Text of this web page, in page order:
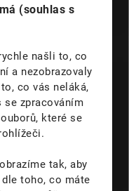
(souhlas s
našli to, co
a nezobrazovaly
co vás neláká,
se zpracováním
které se
tak, aby
toho, co máte